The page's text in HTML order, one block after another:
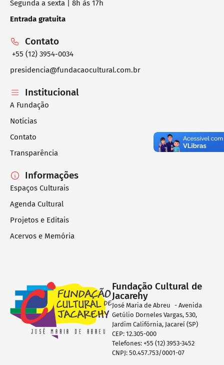
Segunda a sexta | 8h às 17h
Entrada gratuita
Contato
+55 (12) 3954-0034
presidencia@fundacaocultural.com.br
Institucional
A Fundação
Notícias
Contato
Transparência
Informações
Espaços Culturais
Agenda Cultural
Projetos e Editais
Acervos e Memória
Fundação Cultural de
Jacarehy
José Maria de Abreu - Avenida
Getúlio Dorneles Vargas, 530,
Jardim Califórnia, Jacareí (SP)
CEP: 12.305-000
Telefones: +55 (12) 3953-3452
CNPJ: 50.457.753/0001-07